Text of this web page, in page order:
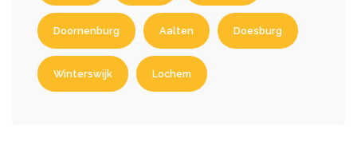
Doornenburg Aalten Doesburg
Winterswijk Lochem